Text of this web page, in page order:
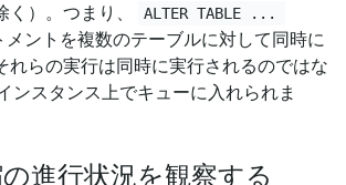
く）。つまり、
ALTER TABLE ...
メントを複数のテーブルに対して同時に
れらの実行は同時に実行されるのではな
ンスタンス上でキューに入れられま
進行状況を観察する